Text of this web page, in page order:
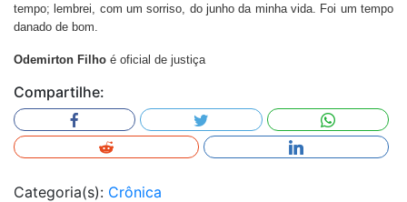
tempo; lembrei, com um sorriso, do junho da minha vida. Foi um tempo
danado de bom.
Odemirton Filho é oficial de justiça
Compartilhe:
Categoria(s): Crônica